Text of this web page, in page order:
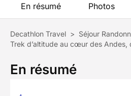
En résumé Photos
Decathlon Travel > Séjour
En résumé